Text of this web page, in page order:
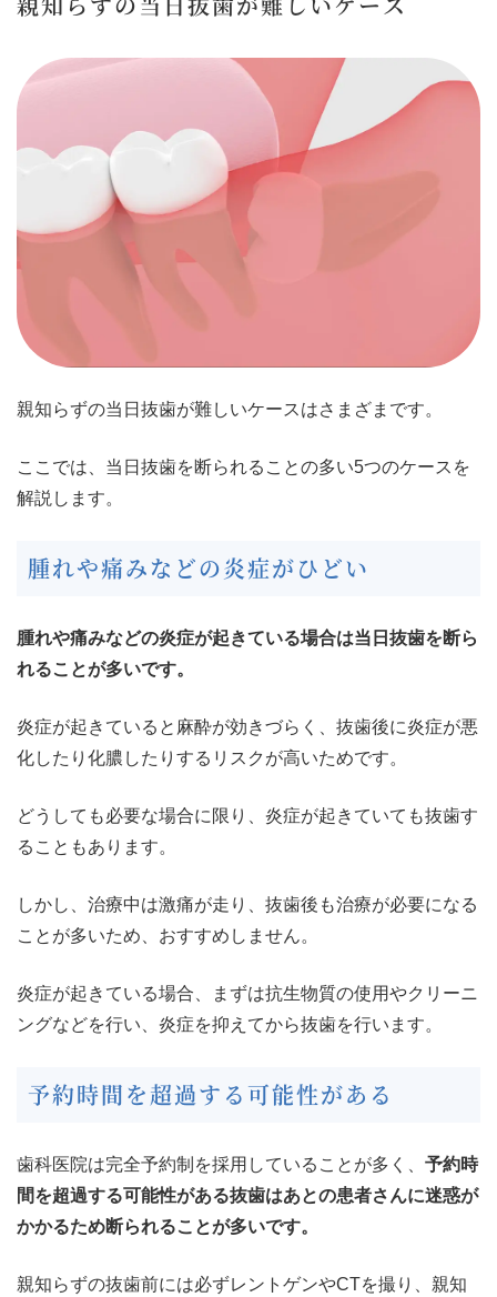
親知らずの当日抜歯が難しいケースはさまざまです。
ここでは、当日抜歯を断られることの多い5つのケースを
解説します。
腫れや痛みなどの炎症がひどい
腫れや痛みなどの炎症が起きている場合は当日抜歯を断ら
れることが多いです。
炎症が起きていると麻酔が効きづらく、抜歯後に炎症が悪
化したり化膿したりするリスクが高いためです。
どうしても必要な場合に限り、炎症が起きていても抜歯す
ることもあります。
しかし、治療中は激痛が走り、抜歯後も治療が必要になる
ことが多いため、おすすめしません。
炎症が起きている場合、まずは抗生物質の使用やクリーニ
ングなどを行い、炎症を抑えてから抜歯を行います。
予約時間を超過する可能性がある
歯科医院は完全予約制を採用していることが多く、 予約時
間を超過する可能性がある抜歯はあとの患者さんに迷惑が
かかるため断られることが多いです。
親知らずの抜歯前には必ずレントゲンやCTを撮り、親知